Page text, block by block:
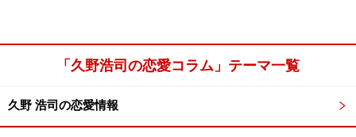
「久野浩司の恋愛コラム」テーマ一覧
久野 浩司の恋愛情報